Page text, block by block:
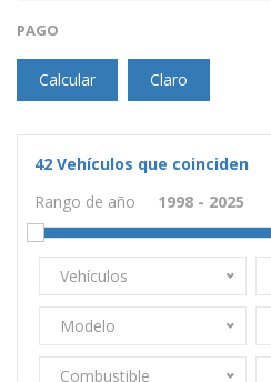
PAGO
Calcular Claro
42 Vehículos que coinciden
Rango de año
Vehículos
Modelo
Combustible